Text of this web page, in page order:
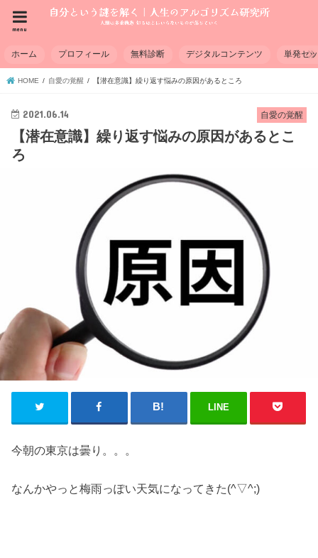
menu
ホーム プロフィール 無料診断 デジタルコンテンツ 単発セ
HOME 自愛の覚醒 【潜在意識】繰り返す悩みの原因があるところ
自愛の覚醒
2021.06.14
【潜在意識】繰り返す悩みの原因があるとこ
ろ
LINE
今朝の東京は曇り。。。
なんかやっと梅雨っぽい天気になってきた(^▽^;)